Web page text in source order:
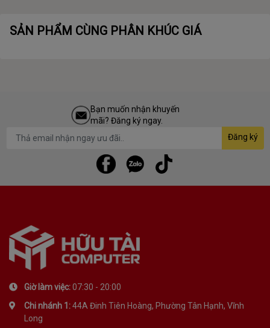
SẢN PHẨM CÙNG PHÂN KHÚC GIÁ
Bạn muốn nhận khuyến
mãi? Đăng ký ngay.
Đăng ký
Giờ làm việc:07:30 - 20:00
Chi nhánh 1:44A Đinh Tiên Hoàng, Phường Tân Hạnh, Vĩnh
Long